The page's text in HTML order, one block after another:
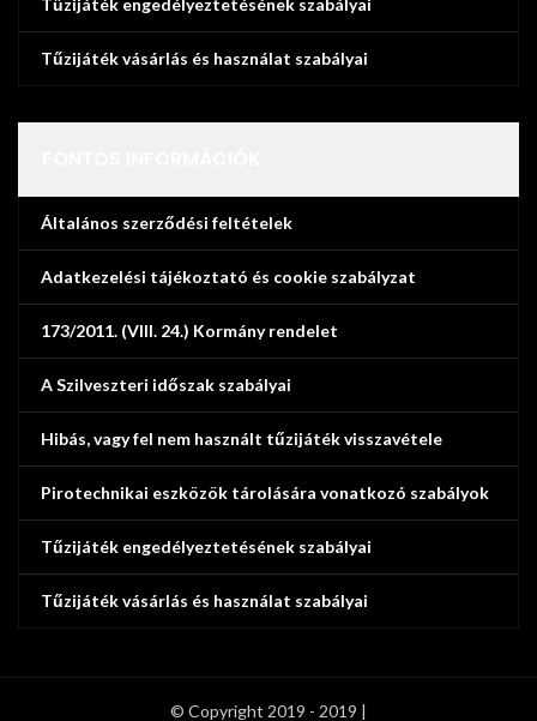
Tűzijáték engedélyeztetésének szabályai
Tűzijáték vásárlás és használat szabályai
Általános szerződési feltételek
Adatkezelési tájékoztató és cookie szabályzat
173/2011. (VIII. 24.) Kormány rendelet
A Szilveszteri időszak szabályai
Hibás, vagy fel nem használt tűzijáték visszavétele
Pirotechnikai eszközök tárolására vonatkozó szabályok
Tűzijáték engedélyeztetésének szabályai
Tűzijáték vásárlás és használat szabályai
© Copyright 2019 - 2019 |